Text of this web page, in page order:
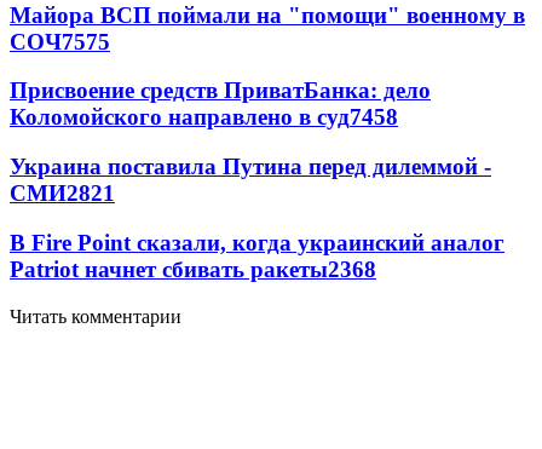
Майора ВСП поймали на "помощи" военному в
СОЧ7575
Присвоение средств ПриватБанка: дело
Коломойского направлено в суд7458
Украина поставила Путина перед дилеммой -
СМИ2821
В Fire Point сказали, когда украинский аналог
Patriot начнет сбивать ракеты2368
Читать комментарии